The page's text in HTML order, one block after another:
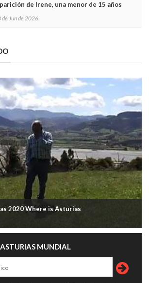
de Irene, una menor de 15 años
de Jun de 2026
2020 Where is Asturias
MUNDIAL